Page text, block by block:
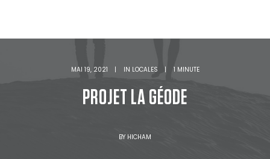
MAI 19, 2021 | IN LOCALES | 1 MINUTE
PROJET LA GÉODE
BY HICHAM